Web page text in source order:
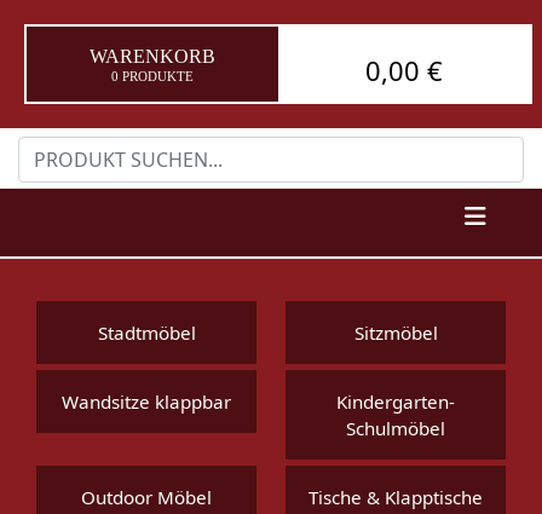
WARENKORB
0 PRODUKTE 0,00 €
Stadtmöbel Sitzmöbel
Wandsitze klappbar
Kindergarten-
Schulmöbel
Outdoor Möbel Tische & Klapptische